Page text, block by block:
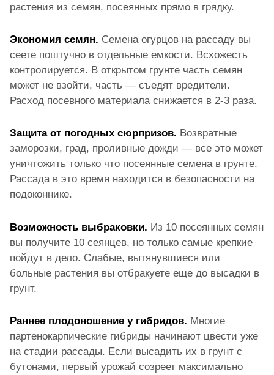
растения из семян, посеянных прямо в грядку.
Экономия семян. Семена огурцов на рассаду вы
сеете поштучно в отдельные емкости. Всхожесть
контролируется. В открытом грунте часть семян
может не взойти, часть — съедят вредители.
Расход посевного материала снижается в 2-3 раза.
Защита от погодных сюрпризов. Возвратные
заморозки, град, проливные дожди — все это может
уничтожить только что посеянные семена в грунте.
Рассада в это время находится в безопасности на
подоконнике.
Возможность выбраковки. Из 10 посеянных семян
вы получите 10 сеянцев, но только самые крепкие
пойдут в дело. Слабые, вытянувшиеся или
больные растения вы отбракуете еще до высадки в
грунт.
Раннее плодоношение у гибридов. Многие
партенокарпические гибриды начинают цвести уже
на стадии рассады. Если высадить их в грунт с
бутонами, первый урожай созреет максимально